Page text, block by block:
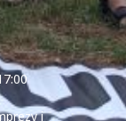
i